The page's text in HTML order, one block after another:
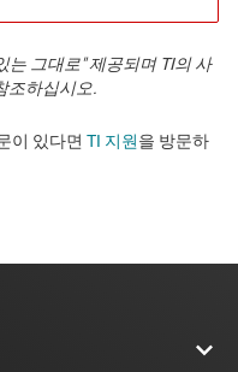
는 그대로" 제공되며 TI의 사
조하십시오.
이 있다면 TI 지원을 방문하